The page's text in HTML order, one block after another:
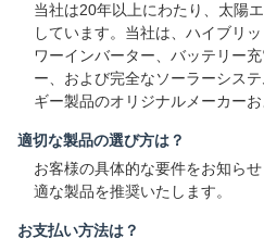
当社は20年以上にわたり、太陽
しています。当社は、ハイブリ
ワーインバーター、バッテリー
ー、および完全なソーラーシス
ギー製品のオリジナルメーカーお
適切な製品の選び方は？
お客様の具体的な要件をお知ら
適な製品を推奨いたします。
お支払い方法は？